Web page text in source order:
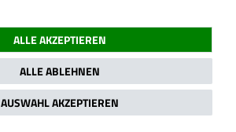
ALLE AKZEPTIEREN
ALLE ABLEHNEN
AUSWAHL AKZEPTIEREN